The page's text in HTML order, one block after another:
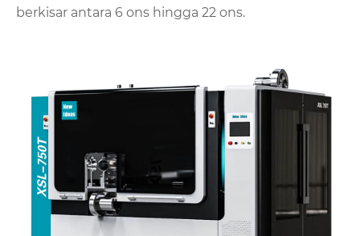
berkisar antara 6 ons hingga 22 ons.